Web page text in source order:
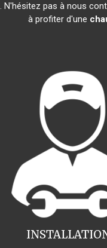
pas à nous
à profiter d'une